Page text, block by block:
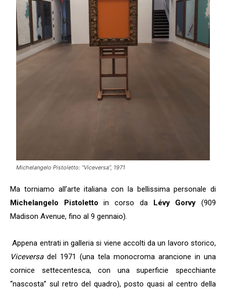
Michelangelo Pistoletto: “Viceversa”, 1971
Ma torniamo all’arte italiana con la bellissima personale di
Michelangelo Pistoletto in corso da Lévy Gorvy (909
Madison Avenue, fino al 9 gennaio).
Appena entrati in galleria si viene accolti da un lavoro storico,
Viceversadel 1971 (una tela monocroma arancione in una
cornice settecentesca, con una superficie specchiante
“nascosta” sul retro del quadro), posto quasi al centro della